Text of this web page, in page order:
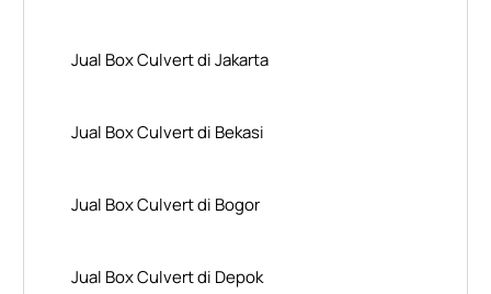
Jual Box Culvert di Jakarta
Jual Box Culvert di Bekasi
Jual Box Culvert di Bogor
Jual Box Culvert di Depok